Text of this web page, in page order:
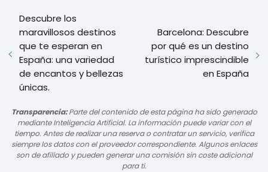
Descubre los
maravillosos destinos
que te esperan en
España: una variedad
de encantos y bellezas
únicas.
Barcelona: Descubre
por qué es un destino
turístico imprescindible
en España
Transparencia:Parte del contenido de esta página ha sido generado
mediante Inteligencia Artificial. La información puede variar con el
tiempo. Antes de realizar una reserva o contratar un servicio, verifica
siempre los datos con el proveedor correspondiente. Algunos enlaces
son de afiliado y pueden generar una comisión sin coste adicional
para ti.